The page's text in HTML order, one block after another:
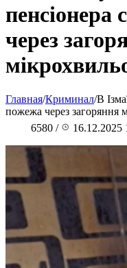
пенсіонера
через
Главная/Криминал/В
пожежа через загоряння
6580 / 16.12.2025